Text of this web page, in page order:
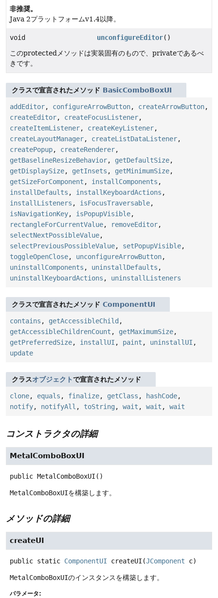
非推奨。
Java 2プラットフォームv1.4以降。
void unconfigureEditor()
このprotectedメソッドは実装固有のもので、privateであるべ
きです。
クラスで宣言されたメソッド BasicComboBoxUI
addEditor, configureArrowButton, createArrowButton,
createEditor, createFocusListener,
createItemListener, createKeyListener,
createLayoutManager, createListDataListener,
createPopup, createRenderer,
getBaselineResizeBehavior, getDefaultSize,
getDisplaySize, getInsets , getMinimumSize,
getSizeForComponent , installComponents ,
installDefaults , installKeyboardActions ,
installListeners , isFocusTraversable,
isNavigationKey, isPopupVisible,
rectangleForCurrentValue, removeEditor,
selectNextPossibleValue,
selectPreviousPossibleValue, setPopupVisible,
toggleOpenClose, unconfigureArrowButton,
uninstallComponents , uninstallDefaults ,
uninstallKeyboardActions , uninstallListeners
クラスで宣言されたメソッド ComponentUI
contains , getAccessibleChild ,
getAccessibleChildrenCount , getMaximumSize,
getPreferredSize, installUI , paint , uninstallUI ,
update
クラスオブジェクトで宣言されたメソッド
clone, equals , finalize, getClass , hashCode,
notify, notifyAll , toString , wait , wait , wait
コンストラクタの詳細
MetalComboBoxUI
public MetalComboBoxUI ()
MetalComboBoxUIを構築します。
メソッドの詳細
createUI
public static ComponentUI createUI (JComponent c)
MetalComboBoxUIのインスタンスを構築します。
パラメータ: